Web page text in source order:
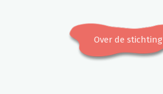
Over de stichting